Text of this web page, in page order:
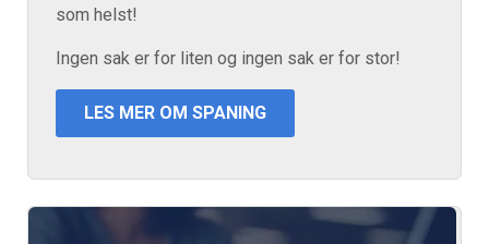
som helst!
Ingen sak er for liten og ingen sak er for stor!
LES MER OM SPANING